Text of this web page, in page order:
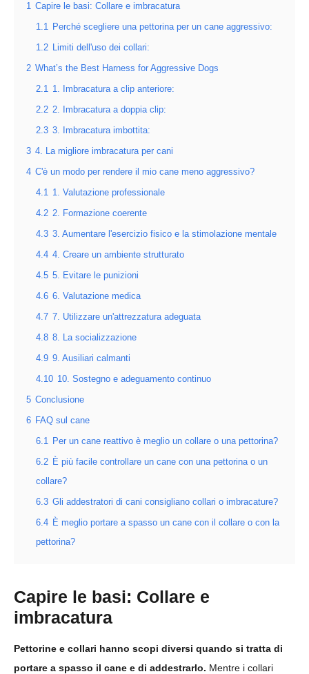
1 Capire le basi: Collare e imbracatura
1.1 Perché scegliere una pettorina per un cane aggressivo:
1.2 Limiti dell'uso dei collari:
2 What’s the Best Harness for Aggressive Dogs
2.1 1. Imbracatura a clip anteriore:
2.2 2. Imbracatura a doppia clip:
2.3 3. Imbracatura imbottita:
3 4. La migliore imbracatura per cani
4 C'è un modo per rendere il mio cane meno aggressivo?
4.1 1. Valutazione professionale
4.2 2. Formazione coerente
4.3 3. Aumentare l'esercizio fisico e la stimolazione mentale
4.4 4. Creare un ambiente strutturato
4.5 5. Evitare le punizioni
4.6 6. Valutazione medica
4.7 7. Utilizzare un'attrezzatura adeguata
4.8 8. La socializzazione
4.9 9. Ausiliari calmanti
4.10 10. Sostegno e adeguamento continuo
5 Conclusione
6 FAQ sul cane
6.1 Per un cane reattivo è meglio un collare o una pettorina?
6.2 È più facile controllare un cane con una pettorina o un
collare?
6.3 Gli addestratori di cani consigliano collari o imbracature?
6.4 È meglio portare a spasso un cane con il collare o con la
pettorina?
Capire le basi: Collare e
imbracatura
Pettorine e collari hanno scopi diversi quando si tratta di
portare a spasso il cane e di addestrarlo. Mentre i collari